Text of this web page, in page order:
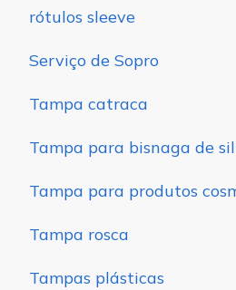
rótulos sleeve
Serviço de Sopro
Tampa catraca
Tampa para bisnaga de
Tampa para produtos
Tampa rosca
Tampas plásticas